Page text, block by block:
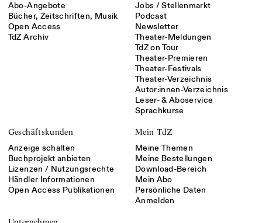
Abo-Angebote
Bücher, Zeitschriften, Musik
Open Access
TdZ Archiv
Jobs / Stellenmarkt
Podcast
Newsletter
Theater-Meldungen
TdZ on Tour
Theater-Premieren
Theater-Festivals
Theater-Verzeichnis
Autor:innen-Verzeichnis
Leser- & Aboservice
Sprachkurse
Geschäftskunden
Anzeige schalten
Buchprojekt anbieten
Lizenzen / Nutzungsrechte
Händler Informationen
Open Access Publikationen
Mein TdZ
Meine Themen
Meine Bestellungen
Download-Bereich
Mein Abo
Persönliche Daten
Anmelden